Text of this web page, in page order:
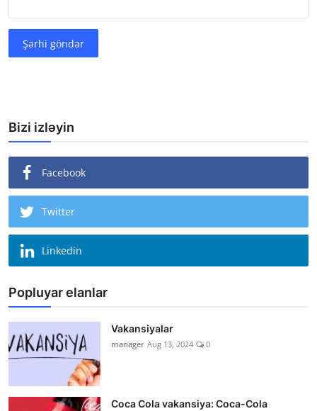
Şərhi göndər
Bizi izləyin
Facebook
Twitter
Linkedin
Popluyar elanlar
Vakansiyalar
manager Aug 13, 2024 0
Coca Cola vakansiya: Coca-Cola